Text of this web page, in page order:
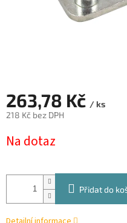
263,78 Kč / ks
218 Kč bez DPH
cena:
Na dotaz
Přidat do